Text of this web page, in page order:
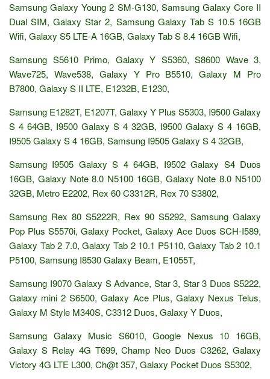
Samsung Galaxy Young 2 SM-G130, Samsung Galaxy Core II
Dual SIM, Galaxy Star 2, Samsung Galaxy Tab S 10.5 16GB
Wifi, Galaxy S5 LTE-A 16GB, Galaxy Tab S 8.4 16GB Wifi,
Samsung S5610 Primo, Galaxy Y S5360, S8600 Wave 3,
Wave725, Wave538, Galaxy Y Pro B5510, Galaxy M Pro
B7800, Galaxy S II LTE, E1232B, E1230,
Samsung E1282T, E1207T, Galaxy Y Plus S5303, I9500 Galaxy
S 4 64GB, I9500 Galaxy S 4 32GB, I9500 Galaxy S 4 16GB,
I9505 Galaxy S 4 16GB, Samsung I9505 Galaxy S 4 32GB,
Samsung I9505 Galaxy S 4 64GB, I9502 Galaxy S4 Duos
16GB, Galaxy Note 8.0 N5100 16GB, Galaxy Note 8.0 N5100
32GB, Metro E2202, Rex 60 C3312R, Rex 70 S3802,
Samsung Rex 80 S5222R, Rex 90 S5292, Samsung Galaxy
Pop Plus S5570i, Galaxy Pocket, Galaxy Ace Duos SCH-I589,
Galaxy Tab 2 7.0, Galaxy Tab 2 10.1 P5110, Galaxy Tab 2 10.1
P5100, Samsung I8530 Galaxy Beam, E1055T,
Samsung I9070 Galaxy S Advance, Star 3, Star 3 Duos S5222,
Galaxy mini 2 S6500, Galaxy Ace Plus, Galaxy Nexus Telus,
Galaxy M Style M340S, C3312 Duos, Galaxy Y Duos,
Samsung Galaxy Music S6010, Google Nexus 10 16GB,
Galaxy S Relay 4G T699, Champ Neo Duos C3262, Galaxy
Victory 4G LTE L300, Ch@t 357, Galaxy Pocket Duos S5302,